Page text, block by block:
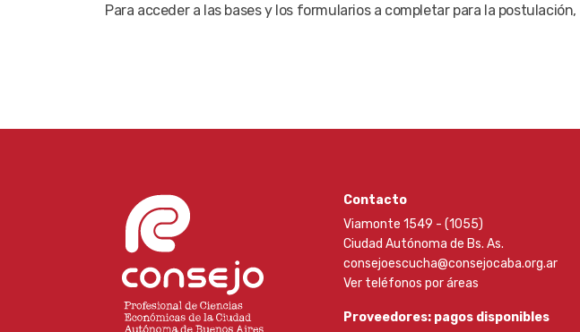
Para acceder a las bases y los formularios a completar para la postulación,
Contacto
Viamonte 1549 - (1055)
Ciudad Autónoma de Bs. As.
consejoescucha@consejocaba.org.ar
Ver teléfonos por áreas
Proveedores: pagos disponibles